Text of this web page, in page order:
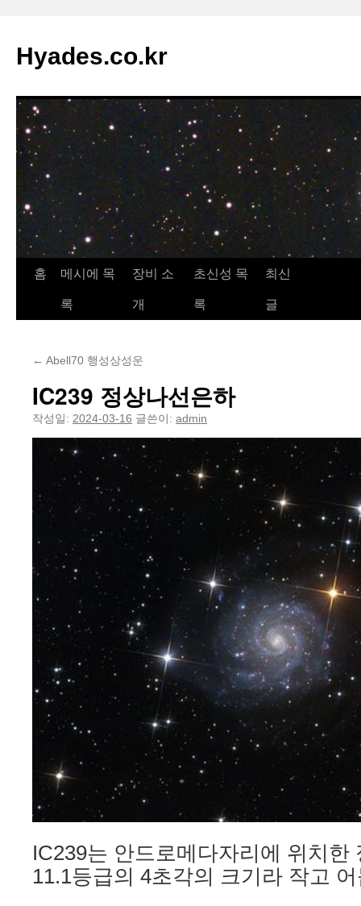
츠
로
너
뛰
기
Hyades.co.kr
홈 메시에 목
록
장비 소
개
초신성 목
록
최신
글
← Abell70 행성상성운
IC239 정상나선은하
작성일: 2024-03-16 글쓴이: admin
IC239는 안드로메다자리에 위치한
11.1등급의 4초각의 크기라 작고